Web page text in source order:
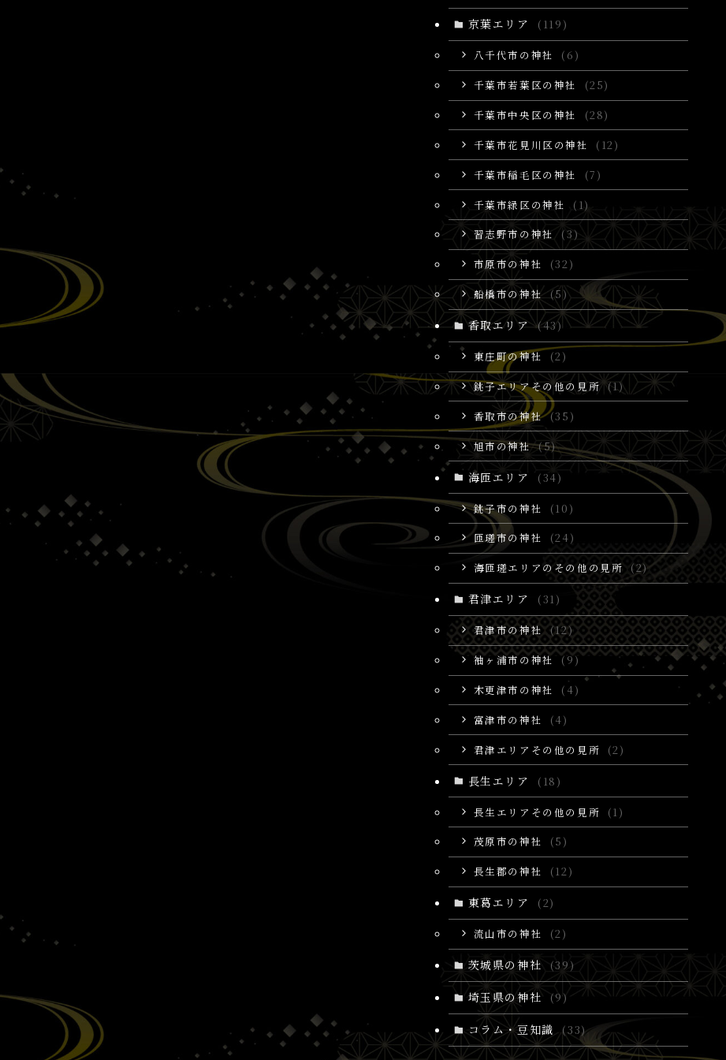
京葉エリア (119)
八千代市の神社
(6)
千葉市若葉区の神社
(25)
千葉市中央区の神社
(28)
千葉市花見川区の神社
(12)
千葉市稲毛区の神社
(7)
千葉市緑区の神社
(1)
習志野市の神社
(3)
市原市の神社
(32)
船橋市の神社 (5)
香取エリア (43)
東庄町の神社 (2)
銚子エリアその他の見所 (1)
香取市の神社 (35)
旭市の神社 (5)
海匝エリア (34)
銚子市の神社
(10)
匝瑳市の神社
(24)
海匝瑳エリアのその他の見所
(2)
君津エリア (31)
君津市の神社 (12)
袖ヶ浦市の神社
(9)
木更津市の神社
(4)
富津市の神社
(4)
君津エリアその他の見所
(2)
長生エリア (18)
長生エリアその他の見所
(1)
茂原市の神社
(5)
長生郡の神社
(12)
東葛エリア (2)
流山市の神社 (2)
茨城県の神社 (39)
埼玉県の神社 (9)
コラム・豆知識 (33)